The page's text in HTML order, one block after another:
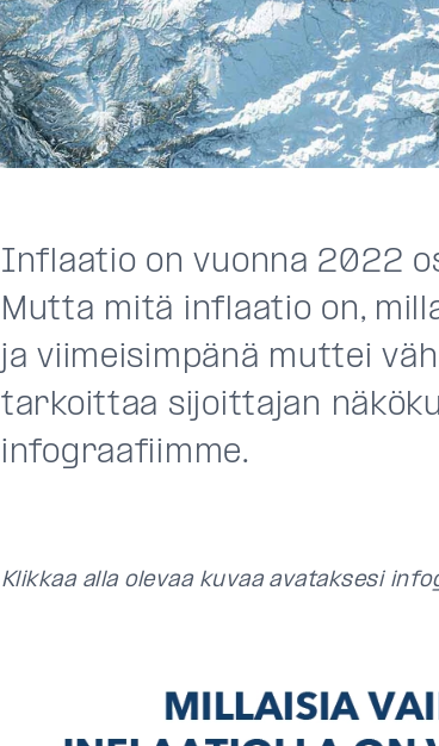
Inflaatio on vuonna 2022
Mutta mitä inflaatio on,
ja viimeisimpänä muttei väh
tarkoittaa sijoittajan näkö
infograafiimme.
Klikkaa alla olevaa kuvaa avataksesi